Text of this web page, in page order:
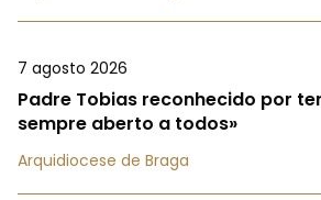
7 agosto 2026
Padre Tobias reconhecido por
sempre aberto a todos»
Arquidiocese de Braga